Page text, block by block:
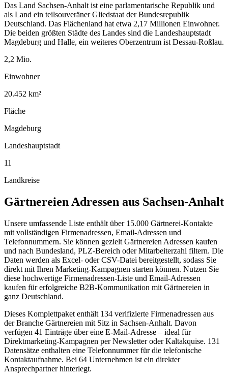
Das Land Sachsen-Anhalt ist eine parlamentarische Republik und
als Land ein teilsouveräner Gliedstaat der Bundesrepublik
Deutschland. Das Flächenland hat etwa 2,17 Millionen Einwohner.
Die beiden größten Städte des Landes sind die Landeshauptstadt
Magdeburg und Halle, ein weiteres Oberzentrum ist Dessau-Roßlau.
2,2 Mio.
Einwohner
20.452 km²
Fläche
Magdeburg
Landeshauptstadt
11
Landkreise
Gärtnereien Adressen aus Sachsen-Anhalt
Unsere umfassende Liste enthält über 15.000 Gärtnerei-Kontakte
mit vollständigen Firmenadressen, Email-Adressen und
Telefonnummern. Sie können gezielt Gärtnereien Adressen kaufen
und nach Bundesland, PLZ-Bereich oder Mitarbeiterzahl filtern. Die
Daten werden als Excel- oder CSV-Datei bereitgestellt, sodass Sie
direkt mit Ihren Marketing-Kampagnen starten können. Nutzen Sie
diese hochwertige Firmenadressen-Liste und Email-Adressen
kaufen für erfolgreiche B2B-Kommunikation mit Gärtnereien in
ganz Deutschland.
Dieses Komplettpaket enthält 134 verifizierte Firmenadressen aus
der Branche Gärtnereien mit Sitz in Sachsen-Anhalt. Davon
verfügen 41 Einträge über eine E-Mail-Adresse – ideal für
Direktmarketing-Kampagnen per Newsletter oder Kaltakquise. 131
Datensätze enthalten eine Telefonnummer für die telefonische
Kontaktaufnahme. Bei 64 Unternehmen ist ein direkter
Ansprechpartner hinterlegt.